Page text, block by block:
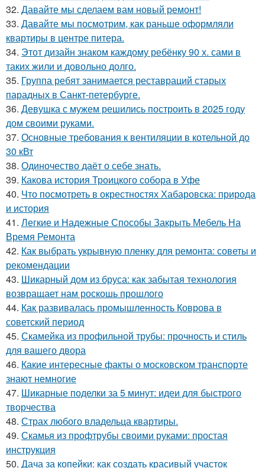
32. Давайте мы сделаем вам новый ремонт!
33. Давайте мы посмотрим, как раньше оформляли
квартиры в центре питера.
34. Этот дизайн знаком каждому ребёнку 90 х. сами в
таких жили и довольно долго.
35. Группа ребят занимается реставраций старых
парадных в Санкт-петербурге.
36. Девушка с мужем решились построить в 2025 году
дом своими руками.
37. Основные требования к вентиляции в котельной до
30 кВт
38. Одиночество даёт о себе знать.
39. Какова история Троицкого собора в Уфе
40. Что посмотреть в окрестностях Хабаровска: природа
и история
41. Легкие и Надежные Способы Закрыть Мебель На
Время Ремонта
42. Как выбрать укрывную пленку для ремонта: советы и
рекомендации
43. Шикарный дом из бруса: как забытая технология
возвращает нам роскошь прошлого
44. Как развивалась промышленность Коврова в
советский период
45. Скамейка из профильной трубы: прочность и стиль
для вашего двора
46. Какие интересные факты о московском транспорте
знают немногие
47. Шикарные поделки за 5 минут: идеи для быстрого
творчества
48. Страх любого владельца квартиры.
49. Скамья из профтрубы своими руками: простая
инструкция
50. Дача за копейки: как создать красивый участок